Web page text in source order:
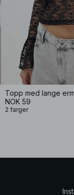
Topp med lange
NOK 59
2 farger